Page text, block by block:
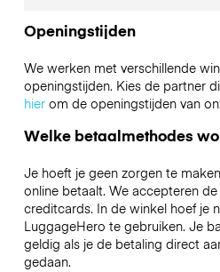
Openingstijden
We werken met verschillende
openingstijden. Kies de partner
hierom de openingstijden van
Welke betaalmethodes
Je hoeft je geen zorgen te
online betaalt. We accepteren
creditcards. In de winkel hoef je
LuggageHero te gebruiken. Je
geldig als je de betaling direct
gedaan.